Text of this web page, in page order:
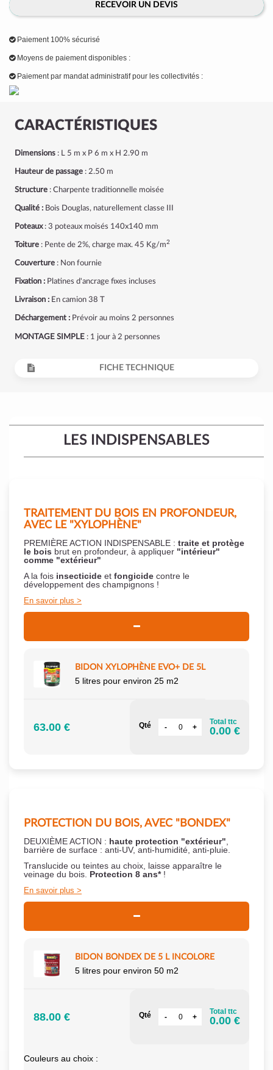
CARACTÉRISTIQUES
Dimensions : L 5 m x P 6 m x H 2.90 m
Hauteur de passage : 2.50 m
Structure : Charpente traditionnelle moisée
Qualité : Bois Douglas, naturellement classe III
Poteaux: 3 poteaux moisés 140x140 mm
Toiture : Pente de 2%, charge max. 45 Kg/m2
Couverture : Non fournie
Fixation : Platines d'ancrage fixes incluses
Livraison : En camion 38 T
Déchargement : Prévoir au moins 2 personnes
MONTAGE SIMPLE : 1 jour à 2 personnes
FICHE TECHNIQUE
RECEVOIR UN DEVIS
Paiement 100% sécurisé
Moyens de paiement disponibles :
Paiement par mandat administratif pour les collectivités :
LES INDISPENSABLES
TRAITEMENT DU BOIS EN PROFONDEUR,
AVEC LE "XYLOPHÈNE"
PREMIÈRE ACTION INDISPENSABLE : traite et protège
le bois brut en profondeur, à appliquer "intérieur"
comme "extérieur"
A la fois insecticide et fongicide contre le
développement des champignons !
En savoir plus
BIDON XYLOPHÈNE EVO+ DE 5L
5 litres pour environ 25 m2
63.00 € Qté Total ttc
0.00 €
PROTECTION DU BOIS, AVEC "BONDEX"
DEUXIÈME ACTION : haute protection "extérieur"
barrière de surface : anti-UV, anti-humidité, anti-pluie.
Translucide ou teintes au choix, laisse apparaître le
veinage du bois. Protection 8 ans*!
En savoir plus
BIDON BONDEX DE 5 L INCOLORE
5 litres pour environ 50 m2
88.00 € Qté Total ttc
0.00 €
Couleurs au choix :